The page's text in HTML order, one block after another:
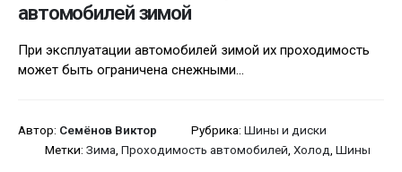
автомобилей зимой
При эксплуатации автомобилей зимой их проходимость
может быть ограничена снежными...
Автор: Семёнов Виктор Рубрика: Шины и диски
Метки: Зима Проходимость автомобилей Холод Шины